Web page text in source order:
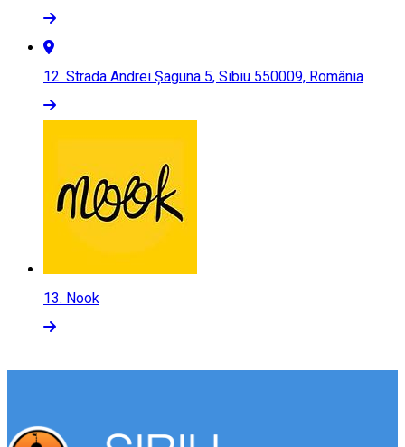
12. Strada Andrei Șaguna 5, Sibiu 550009, România
13. Nook